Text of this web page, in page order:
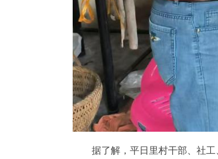
据了解，平日里村干部、社工